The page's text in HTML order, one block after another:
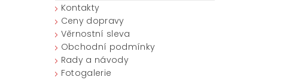
Kontakty
Ceny dopravy
Věrnostní sleva
Obchodní podmínky
Rady a návody
Fotogalerie